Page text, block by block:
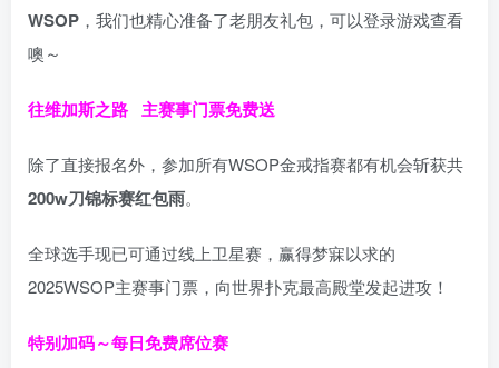
WSOP ，我们也精心准备了老朋友礼包，可以登录游戏查看
噢～
往维加斯之路 主赛事门票免费送
除了直接报名外，参加所有WSOP金戒指赛都有机会斩获共
200w刀锦标赛红包雨。
全球选手现已可通过线上卫星赛，赢得梦寐以求的
2025WSOP主赛事门票，向世界扑克最高殿堂发起进攻！
特别加码～每日免费席位赛